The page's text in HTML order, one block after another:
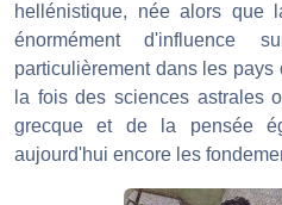
hellénistique, née alors que
énormément
particulièrement dans les
la fois des sciences astrales
grecque et de la pensée
aujourd'hui encore les